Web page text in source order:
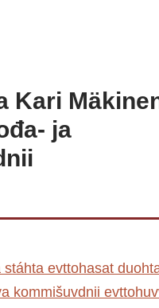
Kari
ja
evttohasat
kommišuvdnii